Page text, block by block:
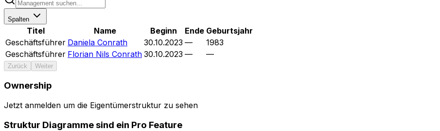
Spalten
Titel Name Beginn Ende Geburtsjahr
Geschäftsführer Daniela Conrath 30.10.2023 —
1983
Geschäftsführer Florian Nils Conrath 30.10.2023 — —
Zurück Weiter
Ownership
Jetzt anmelden um die Eigentümerstruktur zu sehen
Bedienelemente ausblenden
Struktur Diagramme sind ein Pro Feature